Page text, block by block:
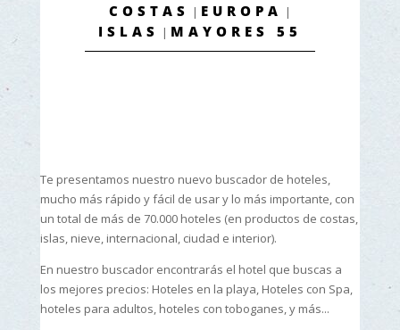
COSTAS | EUROPA |
ISLAS | MAYORES 55
Te presentamos nuestro nuevo buscador de hoteles,
mucho más rápido y fácil de usar y lo más importante, con
un total de más de 70.000 hoteles (en productos de costas,
islas, nieve, internacional, ciudad e interior).
En nuestro buscador encontrarás el hotel que buscas a
los mejores precios: Hoteles en la playa, Hoteles con Spa,
hoteles para adultos, hoteles con toboganes, y más...